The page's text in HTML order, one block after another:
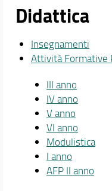
Didattica
Insegnamenti
Attività Formative
III anno
IV anno
V anno
VI anno
Modulistica
I anno
AFP II anno